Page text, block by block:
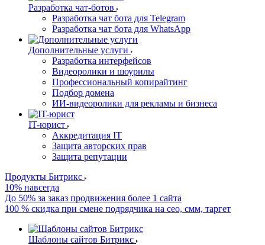
Разработка чат-ботов
Разработка чат бота для Telegram
Разработка чат бота для WhatsApp
Дополнительные услуги
Разработка интерфейсов
Видеоролики и шоурилы
Профессиональный копирайтинг
Подбор домена
ИИ-видеоролики для рекламы и бизнеса
IT-юрист
Аккредитация IT
Защита авторских прав
Защита репутации
Продукты Битрикс
10% навсегда
До 50% за заказ продвижения более 1 сайта
100 % скидка при смене подрядчика на сео, смм, таргет
Шаблоны сайтов Битрикс